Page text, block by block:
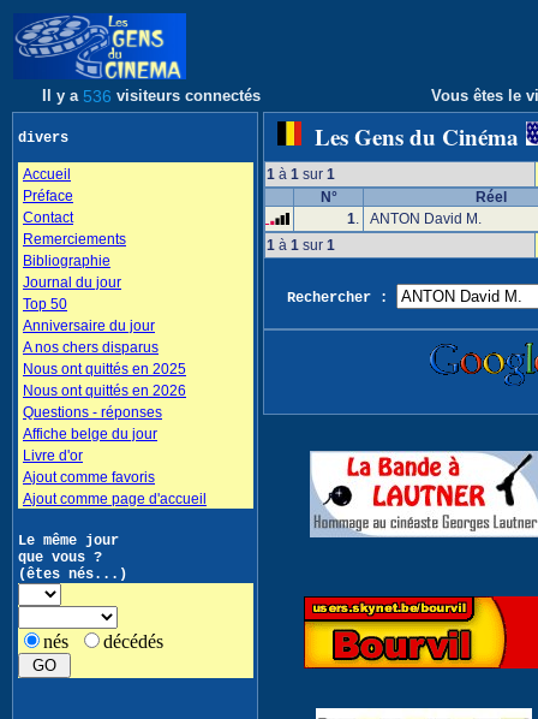
Il y a 536 visiteurs connectés Vous êtes le
divers
Accueil
Préface
Contact
Remerciements
Bibliographie
Journal du jour
Top 50
Anniversaire du jour
A nos chers disparus
Nous ont quittés en 2025
Nous ont quittés en 2026
Questions - réponses
Affiche belge du jour
Livre d'or
Ajout comme favoris
Ajout comme page d'accueil
Le même jour
que vous ?
(êtes nés...)
nés décédés
Les Gens du Cinéma
1 à 1 sur 1
N°
Réel
1.
ANTON David M.
1 à 1 sur 1
Rechercher :